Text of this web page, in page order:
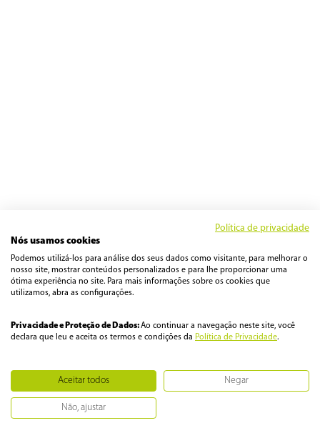
Política de privacidade
Nós usamos cookies
Podemos utilizá-los para análise dos seus dados como visitante, para melhorar o
nosso site, mostrar conteúdos personalizados e para lhe proporcionar uma
ótima experiência no site. Para mais informações sobre os cookies que
utilizamos, abra as configurações.
Privacidade e Proteção de Dados:Ao continuar a navegação neste site, você
declara que leu e aceita os termos e condições da Política de Privacidade.
Aceitar todos Negar
Não, ajustar